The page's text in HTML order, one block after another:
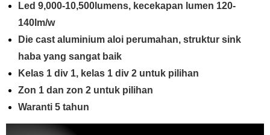
Led 9,000-10,500lumens, kecekapan lumen 120-
140lm/w
Die cast aluminium aloi perumahan, struktur sink
haba yang sangat baik
Kelas 1 div 1, kelas 1 div 2 untuk pilihan
Zon 1 dan zon 2 untuk pilihan
Waranti 5 tahun